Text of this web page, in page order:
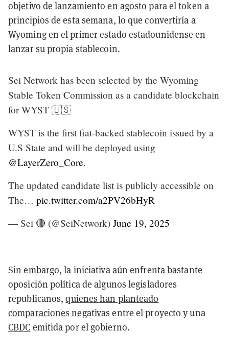
objetivo de lanzamiento en agosto para el token a
principios de esta semana, lo que convertiría a
Wyoming en el primer estado estadounidense en
lanzar su propia stablecoin.
Sei Network has been selected by the Wyoming
Stable Token Commission as a candidate blockchain
for WYST 🇺🇸
WYST is the first fiat-backed stablecoin issued by a
U.S State and will be deployed using
@LayerZero_Core.
The updated candidate list is publicly accessible on
The… pic.twitter.com/a2PV26bHyR
— Sei 🔴 (@SeiNetwork) June 19, 2025
Sin embargo, la iniciativa aún enfrenta bastante
oposición política de algunos legisladores
republicanos,quienes han planteado
comparaciones negativas entre el proyecto y una
CBDC emitida por el gobierno.